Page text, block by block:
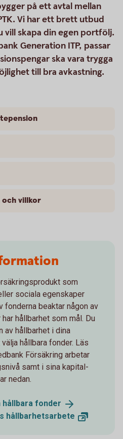
på ett avtal mellan
Vi har ett brett utbud
vill skapa din egen portfölj.
Generation ITP, passar
ska vara trygga
till bra avkastning.
villkor
som
sociala egenskaper
fonderna beaktar någon av
hållbarhet som mål. Du
av hållbarhet i dina
hållbara fonder. Läs
Försäkring arbetar
samt i sina kapital-
nedan.
hållbara fonder
hållbarhetsarbete